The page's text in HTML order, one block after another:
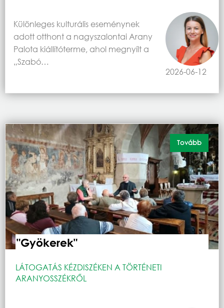
2026-06-12
Különleges kulturális eseménynek
adott otthont a nagyszalontai Arany
Palota kiállítóterme, ahol megnyílt a
„Szabó…
"Gyökerek"
LÁTOGATÁS KÉZDISZÉKEN A TÖRTÉNETI
ARANYOSSZÉKRŐL
Tovább